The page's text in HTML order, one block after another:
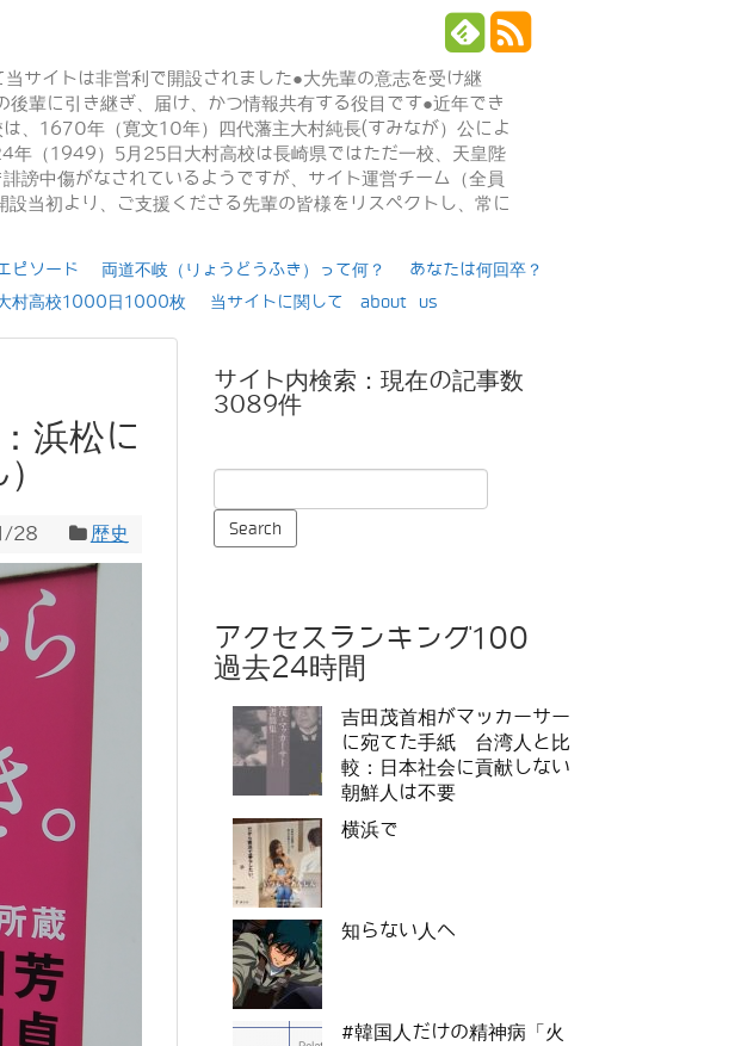
イトは非営利で開設されました●大先輩の意志を受け継
輩に引き継ぎ、届け、かつ情報共有する役目です●近年でき
、1670年（寛文10年）四代藩主大村純長(すみなが）公によ
年（1949）5月25日大村高校は長崎県ではただ一校、天皇陛
謗中傷がなされているようですが、サイト運営チーム（全員
当初より、ご支援くださる先輩の皆様をリスペクトし、常に
ピソード 両道不岐（りょうどうふき）って何？
あなたは何回卒？
村高校1000日1000枚 当サイトに関して about us
浜松に
28 歴史
サイト内検索：現在の記事数
3089件
アクセスランキング100
過去24時間
吉田茂首相がマッカーサー
に宛てた手紙 台湾人と比
較：日本社会に貢献しない
朝鮮人は不要
横浜で
知らない人へ
#韓国人だけの精神病「火